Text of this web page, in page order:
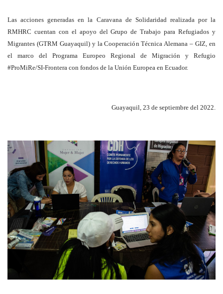
Las acciones generadas en la Caravana de Solidaridad realizada por la
RMHRC cuentan con el apoyo del Grupo de Trabajo para Refugiados y
Migrantes (GTRM Guayaquil) y la Cooperación Técnica Alemana – GIZ, en
el marco del Programa Europeo Regional de Migración y Refugio
#ProMiRe/SI-Frontera con fondos de la Unión Europea en Ecuador.
Guayaquil, 23 de septiembre del 2022.